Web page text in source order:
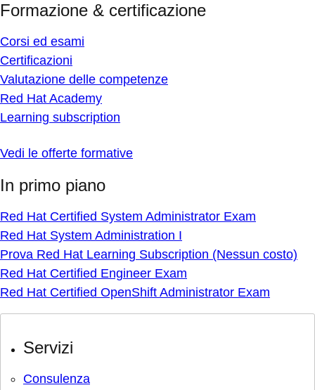
Formazione & certificazione
Corsi ed esami
Certificazioni
Valutazione delle competenze
Red Hat Academy
Learning subscription
Vedi le offerte formative
In primo piano
Red Hat Certified System Administrator Exam
Red Hat System Administration I
Prova Red Hat Learning Subscription (Nessun costo)
Red Hat Certified Engineer Exam
Red Hat Certified OpenShift Administrator Exam
Servizi
Consulenza